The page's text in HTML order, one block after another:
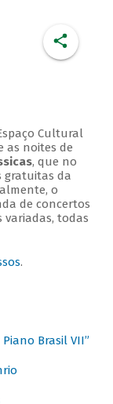
Cultural
as noites de
, que no
gratuitas da
o
de concertos
variadas, todas
.
Brasil VII”